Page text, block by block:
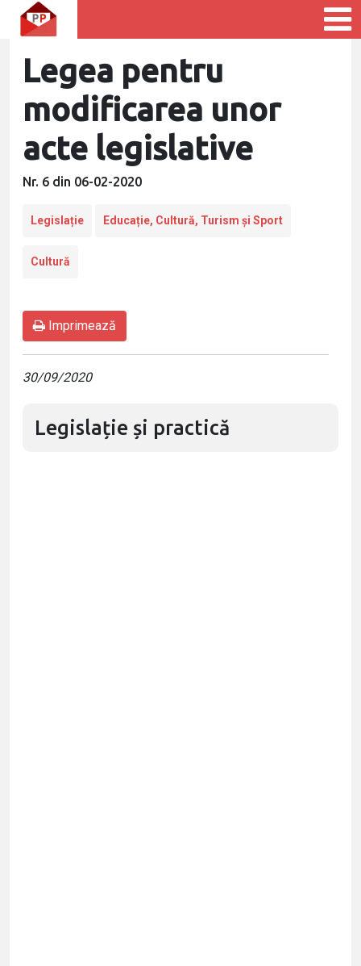
Legea pentru
modificarea unor
acte legislative
Nr. 6 din 06-02-2020
Legislație Educație, Cultură, Turism și Sport
Cultură
Imprimează
30/09/2020
Legislație și practică